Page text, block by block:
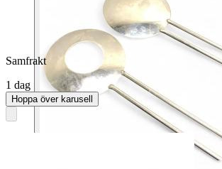
Samfrakt
1 dag
Hoppa över karusell